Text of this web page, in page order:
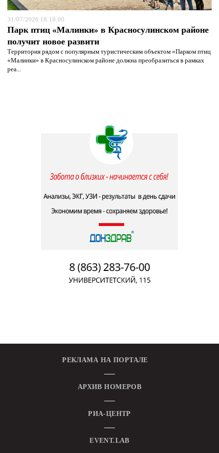
31/07/2026 18:18:00
Парк птиц «Малинки» в Красносулинском районе
получит новое развити
Территория рядом с популярным туристическим объектом «Парком птиц
«Малинки» в Красносулинском районе должна преобразиться в рамках
реа...
РЕКЛАМА НА ПОРТАЛЕ
АРХИВ НОМЕРОВ
РИА-ЦЕНТР
EVENT.LAB